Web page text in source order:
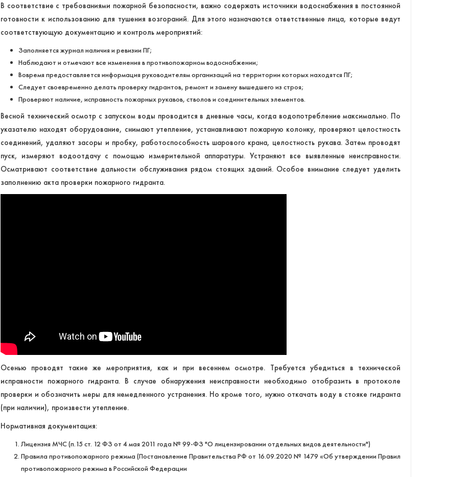
В соответствие с требованиями пожарной безопасности, важно содержать источники водоснабжения в постоянной
готовности к использованию для тушения возгораний. Для этого назначаются ответственные лица, которые ведут
соответствующую документацию и контроль мероприятий:
Заполняется журнал наличия и ревизии ПГ;
Наблюдают и отмечают все изменения в противопожарном водоснабжении;
Вовремя предоставляется информация руководителям организаций на территории которых находятся ПГ;
Следует своевременно делать проверку гидрантов, ремонт и замену вышедшего из строя;
Проверяют наличие, исправность пожарных рукавов, стволов и соединительных элементов.
Весной технический осмотр с запуском воды проводится в дневные часы, когда водопотребление максимально. По
указателю находят оборудование, снимают утепление, устанавливают пожарную колонку, проверяют целостность
соединений, удаляют засоры и пробку, работоспособность шарового крана, целостность рукава. Затем проводят
пуск, измеряют водоотдачу с помощью измерительной аппаратуры. Устраняют все выявленные неисправности.
Осматривают соответствие дальности обслуживания рядом стоящих зданий. Особое внимание следует уделить
заполнению акта проверки пожарного гидранта.
Осенью проводят такие же мероприятия, как и при весеннем осмотре. Требуется убедиться в технической
исправности пожарного гидранта. В случае обнаружения неисправности необходимо отобразить в протоколе
проверки и обозначить меры для немедленного устранения. Но кроме того, нужно откачать воду в стояке гидранта
(при наличии), произвести утепление.
Нормативная документация:
Лицензия МЧС (п.15 ст. 12 ФЗ от 4 мая 2011 года № 99-ФЗ "О лицензировании отдельных видов деятельности")
Правила противопожарного режима (Постановление Правительства РФ от 16.09.2020 № 1479 «Об утверждении Правил
противопожарного режима в Российской Федерации